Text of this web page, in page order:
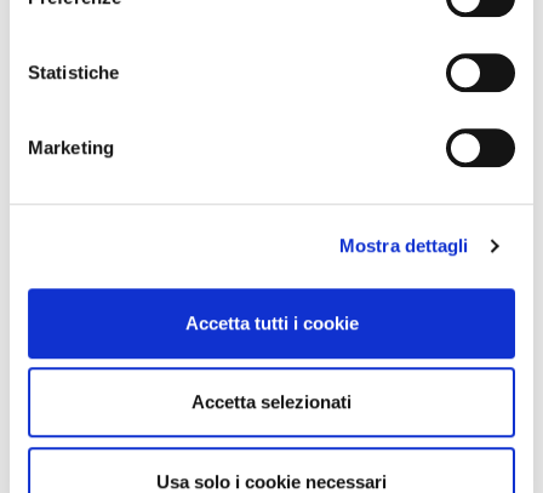
Statistiche
Marketing
Mostra dettagli
Accetta tutti i cookie
Accetta selezionati
Usa solo i cookie necessari